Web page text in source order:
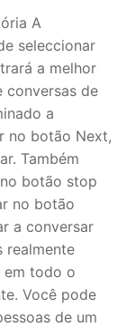
A
seleccionar
a melhor
conversas de
a
no botão Next,
Também
botão stop
no botão
a conversar
realmente
em todo o
Você pode
de um